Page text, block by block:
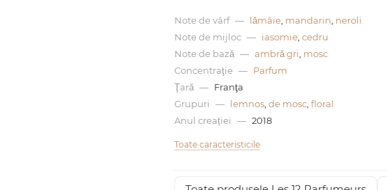
Note de vârf — lămâie, mandarin neroli
Note de mijloc — iasomie, cedru
Note de bază — ambră gri mosc
Concentraţie — Parfum
Ţară — Franţa
Grupuri
— lemnos, de mosc, floral
Anul creației
— 2018
Toate caracteristicile